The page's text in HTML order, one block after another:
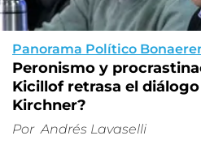
Panorama Político
Peronismo y
Kicillof retrasa el
Kirchner?
Por Andrés Lavaselli